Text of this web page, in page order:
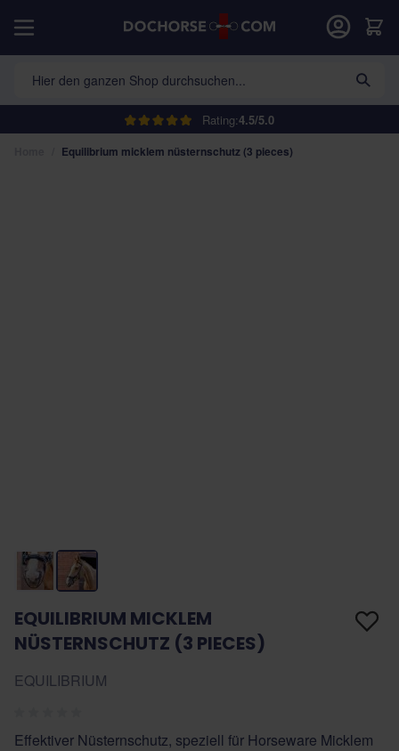
Rating:4.5/5.0
Hier den ganzen Shop durchsuchen...
Equilibrium micklem nüsternschutz (3 pieces)
EQUILIBRIUM MICKLEM
NÜSTERNSCHUTZ (3 PIECES)
EQUILIBRIUM
Effektiver Nüsternschutz, speziell für Horseware Micklem